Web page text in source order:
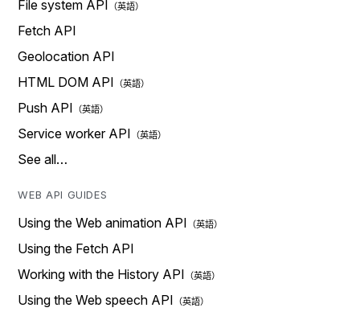
File system API
Fetch API
Geolocation API
HTML DOM API
Push API
Service worker API
See all…
WEB API GUIDES
Using the Web animation API
Using the Fetch API
Working with the History API
Using the Web speech API